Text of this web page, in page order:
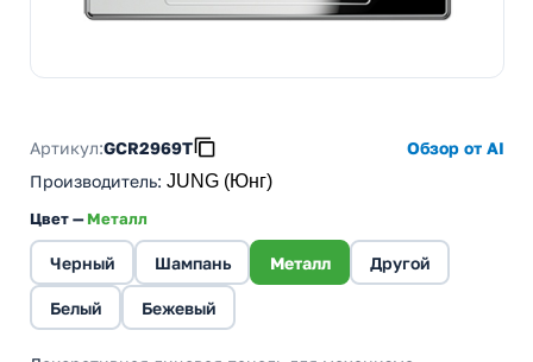
Артикул:GCR2969T
Обзор от AI
Производитель: JUNG (Юнг)
Цвет —Металл
Черный Шампань Металл Другой
Белый Бежевый